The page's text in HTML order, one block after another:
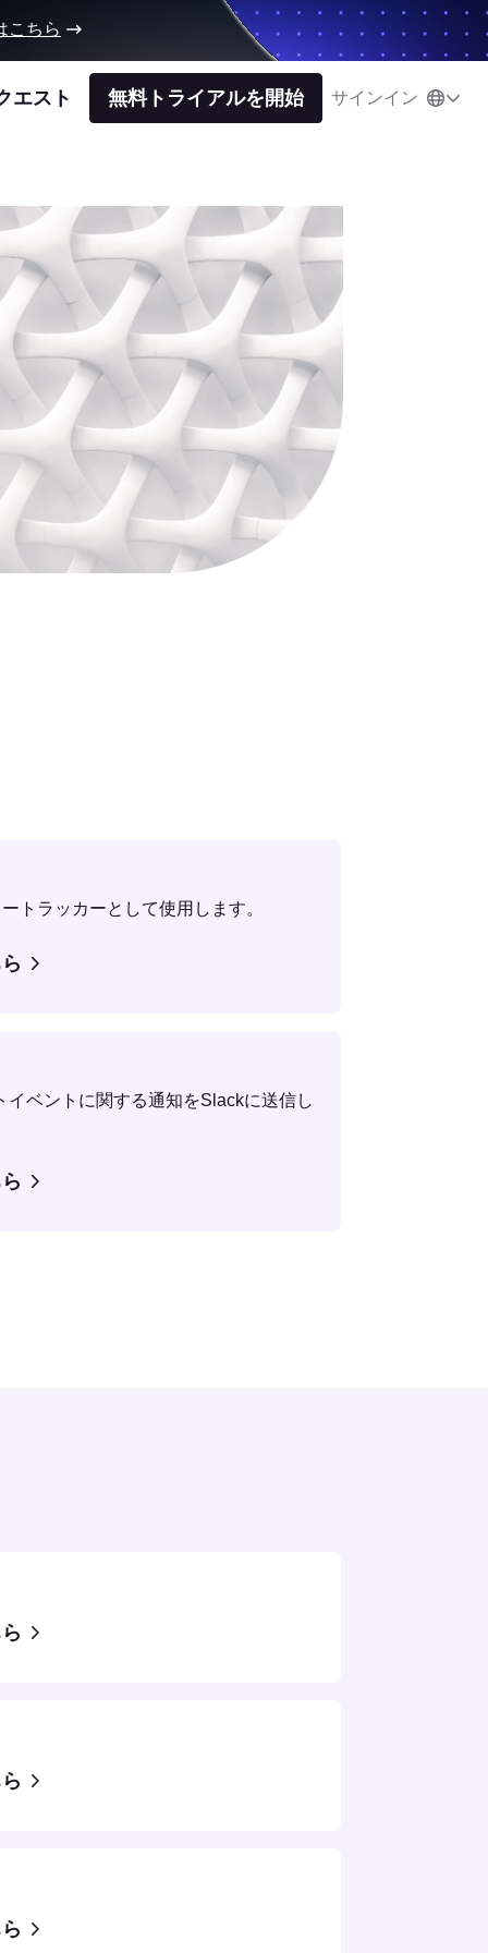
エスト 無料トライアルを開始 サインイン
こちら
トラッカーとして使用します。
イベントに関する通知をSlackに送信し